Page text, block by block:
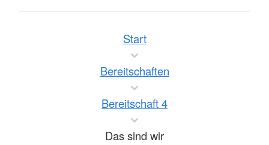
Start
Bereitschaften
Bereitschaft 4
Das sind wir